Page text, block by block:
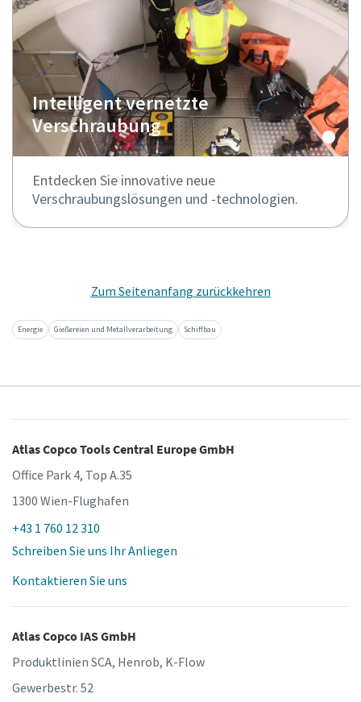
Intelligent vernetzte
Verschraubung
Entdecken Sie innovative neue
Verschraubungslösungen und -technologien.
Zum Seitenanfang zurückkehren
Energie Gießereien und Metallverarbeitung Schiffbau
Atlas Copco Tools Central Europe GmbH
Office Park 4, Top A.35
1300 Wien-Flughafen
+43 1 760 12 310
Schreiben Sie uns Ihr Anliegen
Kontaktieren Sie uns
Atlas Copco IAS GmbH
Produktlinien SCA, Henrob, K-Flow
Gewerbestr. 52